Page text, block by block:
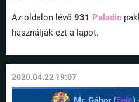
Az oldalon lévő 931 Paladin
használják ezt a lapot.
2020.04.22 19:07